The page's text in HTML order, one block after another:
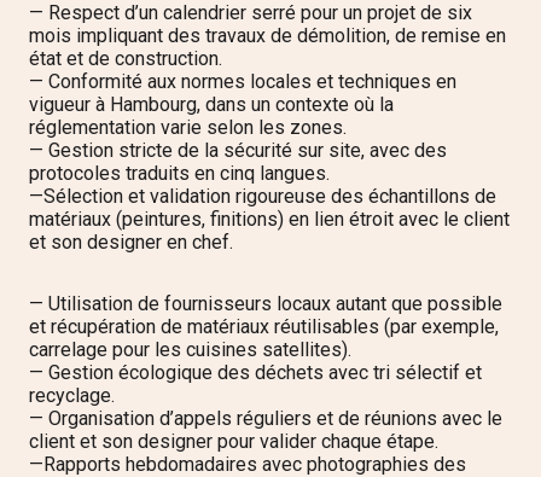
— Respect d’un calendrier serré pour un projet de six
mois impliquant des travaux de démolition, de remise en
état et de construction.
— Conformité aux normes locales et techniques en
vigueur à Hambourg, dans un contexte où la
réglementation varie selon les zones.
— Gestion stricte de la sécurité sur site, avec des
protocoles traduits en cinq langues.
—Sélection et validation rigoureuse des échantillons de
matériaux (peintures, finitions) en lien étroit avec le client
et son designer en chef.
— Utilisation de fournisseurs locaux autant que possible
et récupération de matériaux réutilisables (par exemple,
carrelage pour les cuisines satellites).
— Gestion écologique des déchets avec tri sélectif et
recyclage.
— Organisation d’appels réguliers et de réunions avec le
client et son designer pour valider chaque étape.
—Rapports hebdomadaires avec photographies des